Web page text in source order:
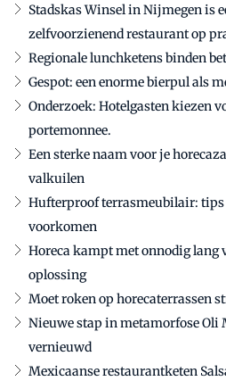
Stadskas Winsel in Nijmegen is
zelfvoorzienend restaurant op
Regionale lunchketens binden
Gespot: een enorme bierpul als
Onderzoek: Hotelgasten kiezen
portemonnee.
Een sterke naam voor je
valkuilen
Hufterproof terrasmeubilair: tips
voorkomen
Horeca kampt met onnodig lang
oplossing
Moet roken op horecaterrassen
Nieuwe stap in metamorfose Oli
vernieuwd
Mexicaanse restaurantketen